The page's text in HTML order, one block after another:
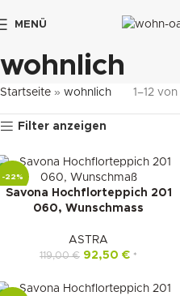
MENÜ
wohnlich
Startseite » wohnlich 1–12
Filter anzeigen
-22%
Savona Hochflorteppich 201
060, Wunschmass
ASTRA
119,00€ 92,50 € *